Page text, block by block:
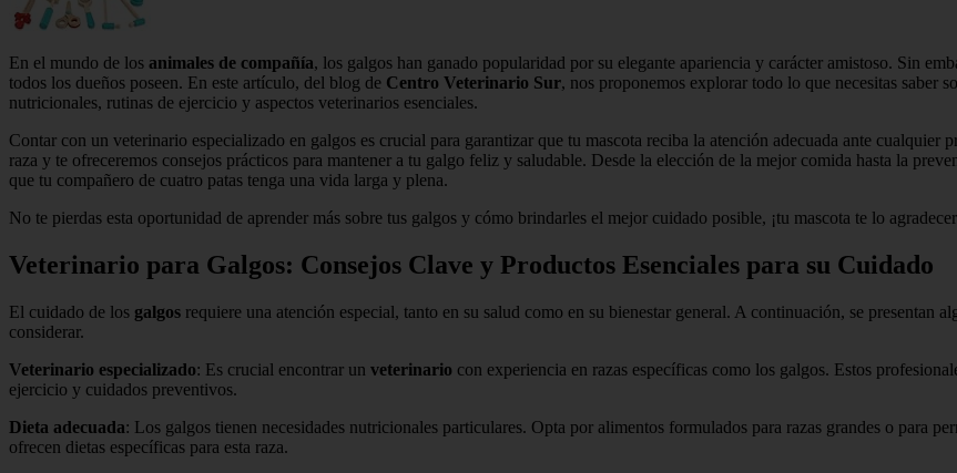
En el mundo de los animales de compañía, los galgos han ganado popularidad por su elegante apariencia y carácter amistoso. Sin
todos los dueños poseen. En este artículo, del blog de Centro Veterinario Sur, nos proponemos explorar todo lo que necesitas saber
nutricionales, rutinas de ejercicio y aspectos veterinarios esenciales.
Contar con un veterinario especializado en galgos es crucial para garantizar que tu mascota reciba la atención adecuada ante cualquier
raza y te ofreceremos consejos prácticos para mantener a tu galgo feliz y saludable. Desde la elección de la mejor comida hasta la
que tu compañero de cuatro patas tenga una vida larga y plena.
No te pierdas esta oportunidad de aprender más sobre tus galgos y cómo brindarles el mejor cuidado posible, ¡tu mascota te lo
Veterinario para Galgos: Consejos Clave y Productos Esenciales para su Cuidado
El cuidado de los galgos requiere una atención especial, tanto en su salud como en su bienestar general. A continuación, se presentan
considerar.
Veterinario especializado: Es crucial encontrar un veterinario con experiencia en razas específicas como los galgos. Estos
ejercicio y cuidados preventivos.
Dieta adecuada: Los galgos tienen necesidades nutricionales particulares. Opta por alimentos formulados para razas grandes o para
ofrecen dietas específicas para esta raza.